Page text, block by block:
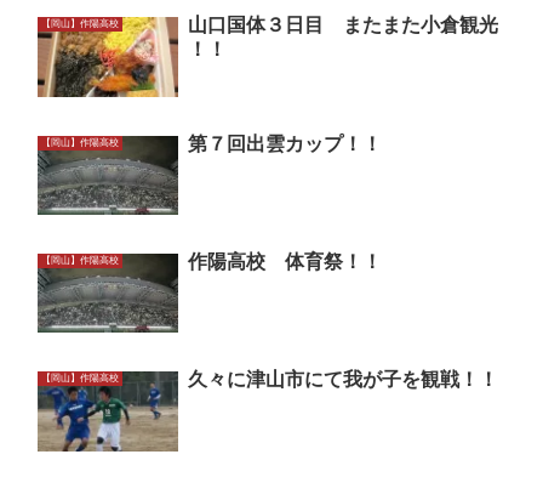
【岡山】作陽高校
山口国体３日目 またまた小倉観光
！！
【岡山】作陽高校 第７回出雲カップ！！
【岡山】作陽高校 作陽高校 体育祭！！
【岡山】作陽高校 久々に津山市にて我が子を観戦！！